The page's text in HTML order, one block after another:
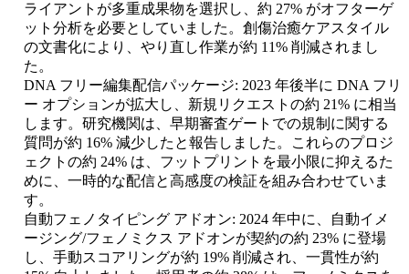
ライアントが多重成果物を選択し、約 27% がオフターゲ
ット分析を必要としていました。創傷治癒ケアスタイル
の文書化により、やり直し作業が約 11% 削減されまし
た。
DNA フリー編集配信パッケージ: 2023 年後半に DNA フリ
ー オプションが拡大し、新規リクエストの約 21% に相当
します。研究機関は、早期審査ゲートでの規制に関する
質問が約 16% 減少したと報告しました。これらのプロジ
ェクトの約 24% は、フットプリントを最小限に抑えるた
めに、一時的な配信と高感度の検証を組み合わせていま
す。
自動フェノタイピング アドオン: 2024 年中に、自動イメ
ージング/フェノミクス アドオンが契約の約 23% に登場
し、手動スコアリングが約 19% 削減され、一貫性が約